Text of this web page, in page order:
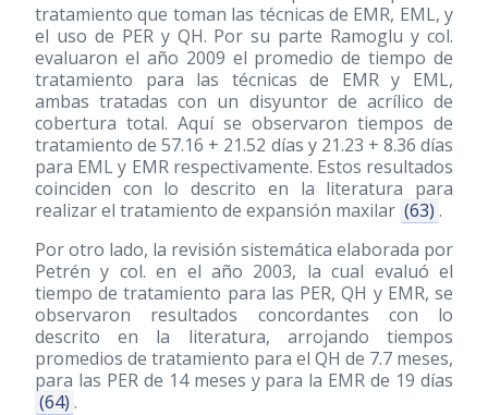
tratamiento que toman las técnicas de EMR, EML, y
el uso de PER y QH. Por su parte Ramoglu y col.
evaluaron el año 2009 el promedio de tiempo de
tratamiento para las técnicas de EMR y EML,
ambas tratadas con un disyuntor de acrílico de
cobertura total. Aquí se observaron tiempos de
tratamiento de 57.16 + 21.52 días y 21.23 + 8.36 días
para EML y EMR respectivamente. Estos resultados
coinciden con lo descrito en la literatura para
realizar el tratamiento de expansión maxilar (63) .
Por otro lado, la revisión sistemática elaborada por
Petrén y col. en el año 2003, la cual evaluó el
tiempo de tratamiento para las PER, QH y EMR, se
observaron resultados concordantes con lo
descrito en la literatura, arrojando tiempos
promedios de tratamiento para el QH de 7.7 meses,
para las PER de 14 meses y para la EMR de 19 días
(64) .